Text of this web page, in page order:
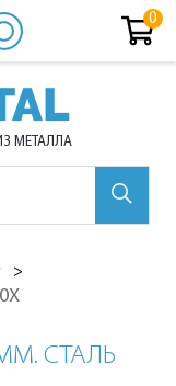
МЕТАЛЛА
СТАЛЬ